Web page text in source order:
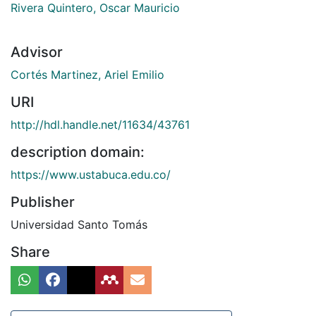
Rivera Quintero, Oscar Mauricio
Advisor
Cortés Martinez, Ariel Emilio
URI
http://hdl.handle.net/11634/43761
description domain:
https://www.ustabuca.edu.co/
Publisher
Universidad Santo Tomás
Share